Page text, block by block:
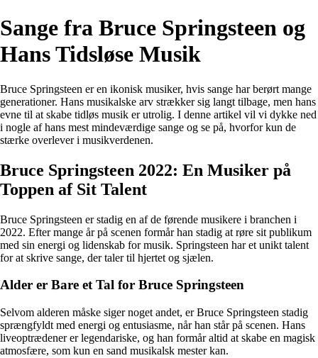
Sange fra Bruce Springsteen og
Hans Tidsløse Musik
Bruce Springsteen er en ikonisk musiker, hvis sange har berørt mange
generationer. Hans musikalske arv strækker sig langt tilbage, men hans
evne til at skabe tidløs musik er utrolig. I denne artikel vil vi dykke ned
i nogle af hans mest mindeværdige sange og se på, hvorfor kun de
stærke overlever i musikverdenen.
Bruce Springsteen 2022: En Musiker på
Toppen af Sit Talent
Bruce Springsteen er stadig en af de førende musikere i branchen i
2022. Efter mange år på scenen formår han stadig at røre sit publikum
med sin energi og lidenskab for musik. Springsteen har et unikt talent
for at skrive sange, der taler til hjertet og sjælen.
Alder er Bare et Tal for Bruce Springsteen
Selvom alderen måske siger noget andet, er Bruce Springsteen stadig
sprængfyldt med energi og entusiasme, når han står på scenen. Hans
liveoptrædener er legendariske, og han formår altid at skabe en magisk
atmosfære, som kun en sand musikalsk mester kan.